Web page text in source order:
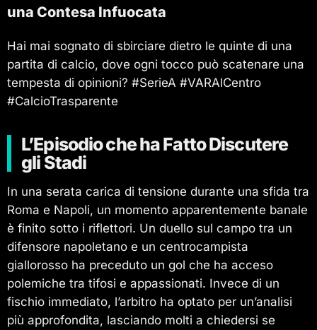
una Contesa Infuocata
Hai mai sognato di sbirciare dietro le quinte di una
partita di calcio, dove ogni tocco può scatenare una
tempesta di opinioni? #SerieA #VARAlCentro
#CalcioTrasparente
L’Episodio che ha Fatto Discutere
gli Stadi
In una serata carica di tensione durante una sfida tra
Roma e Napoli, un momento apparentemente banale
è finito sotto i riflettori. Un duello sul campo tra un
difensore napoletano e un centrocampista
giallorosso ha preceduto un gol che ha acceso
polemiche tra tifosi e appassionati. Invece di un
fischio immediato, l’arbitro ha optato per un’analisi
più approfondita, lasciando molti a chiedersi se